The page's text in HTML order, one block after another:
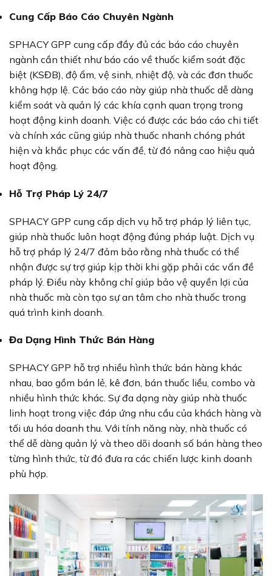
Cung Cấp Báo Cáo Chuyên Ngành
SPHACY GPP cung cấp đầy đủ các báo cáo chuyên
ngành cần thiết như báo cáo về thuốc kiểm soát đặc
biệt (KSĐB), độ ẩm, vệ sinh, nhiệt độ, và các đơn thuốc
không hợp lệ. Các báo cáo này giúp nhà thuốc dễ dàng
kiểm soát và quản lý các khía cạnh quan trọng trong
hoạt động kinh doanh. Việc có được các báo cáo chi tiết
và chính xác cũng giúp nhà thuốc nhanh chóng phát
hiện và khắc phục các vấn đề, từ đó nâng cao hiệu quả
hoạt động.
Hỗ Trợ Pháp Lý 24/7
SPHACY GPP cung cấp dịch vụ hỗ trợ pháp lý liên tục,
giúp nhà thuốc luôn hoạt động đúng pháp luật. Dịch vụ
hỗ trợ pháp lý 24/7 đảm bảo rằng nhà thuốc có thể
nhận được sự trợ giúp kịp thời khi gặp phải các vấn đề
pháp lý. Điều này không chỉ giúp bảo vệ quyền lợi của
nhà thuốc mà còn tạo sự an tâm cho nhà thuốc trong
quá trình kinh doanh.
Đa Dạng Hình Thức Bán Hàng
SPHACY GPP hỗ trợ nhiều hình thức bán hàng khác
nhau, bao gồm bán lẻ, kê đơn, bán thuốc liều, combo và
nhiều hình thức khác. Sự đa dạng này giúp nhà thuốc
linh hoạt trong việc đáp ứng nhu cầu của khách hàng và
tối ưu hóa doanh thu. Với tính năng này, nhà thuốc có
thể dễ dàng quản lý và theo dõi doanh số bán hàng theo
từng hình thức, từ đó đưa ra các chiến lược kinh doanh
phù hợp.